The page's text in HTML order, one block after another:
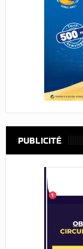
PUBLICITÉ